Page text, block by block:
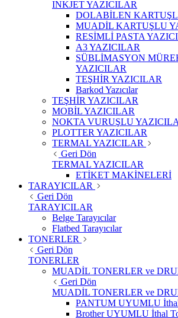
INKJET YAZICILAR
DOLABİLEN
MUADİL KARTUŞLU
RESİMLİ PASTA
A3 YAZICILAR
SÜBLİMASYON
YAZICILAR
TEŞHİR YAZICILAR
Barkod Yazıcılar
TEŞHİR YAZICILAR
MOBİL YAZICILAR
NOKTA VURUŞLU
PLOTTER YAZICILAR
TERMAL YAZICILAR
Geri Dön
TERMAL YAZICILAR
ETİKET MAKİNELERİ
TARAYICILAR
Geri Dön
TARAYICILAR
Belge Tarayıcılar
Flatbed Tarayıcılar
TONERLER
Geri Dön
TONERLER
MUADİL TONERLER ve
Geri Dön
MUADİL TONERLER ve
PANTUM UYUMLU
Brother UYUMLU İthal